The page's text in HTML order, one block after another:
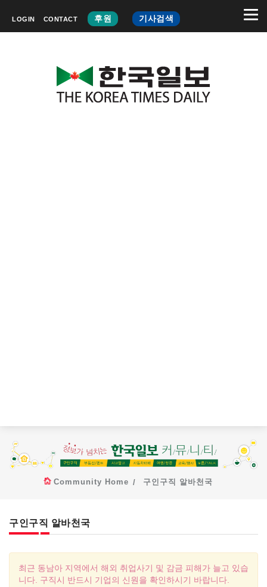
LOGIN CONTACT 후원 기사검색
Community Home 구인구직 알바천국
구인구직 알바천국
최근 동남아 지역에서 해외 취업사기 및 감금 피해가 늘고 있습
니다. 구직시 반드시 기업의 신원을 확인하시기 바랍니다.